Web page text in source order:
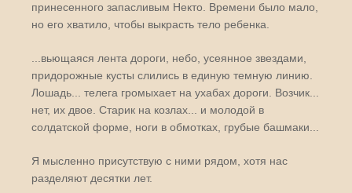
принесенного запасливым Некто. Времени было мало,
но его хватило, чтобы выкрасть тело ребенка.
...вьющаяся лента дороги, небо, усеянное звездами,
придорожные кусты слились в единую темную линию.
Лошадь... телега громыхает на ухабах дороги. Возчик...
нет, их двое. Старик на козлах... и молодой в
солдатской форме, ноги в обмотках, грубые башмаки...
Я мысленно присутствую с ними рядом, хотя нас
разделяют десятки лет.